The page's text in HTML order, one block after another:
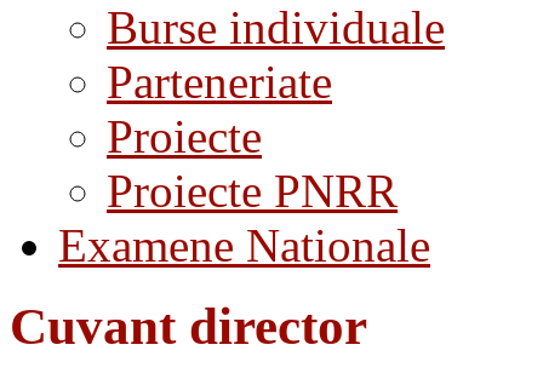
Burse individuale
Parteneriate
Proiecte
Proiecte PNRR
Examene Nationale
Cuvant director